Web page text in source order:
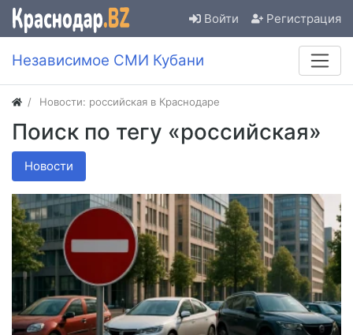
Войти Регистрация
Независимое СМИ Кубани
Новости: российская в Краснодаре
Поиск по тегу «российская»
Новости